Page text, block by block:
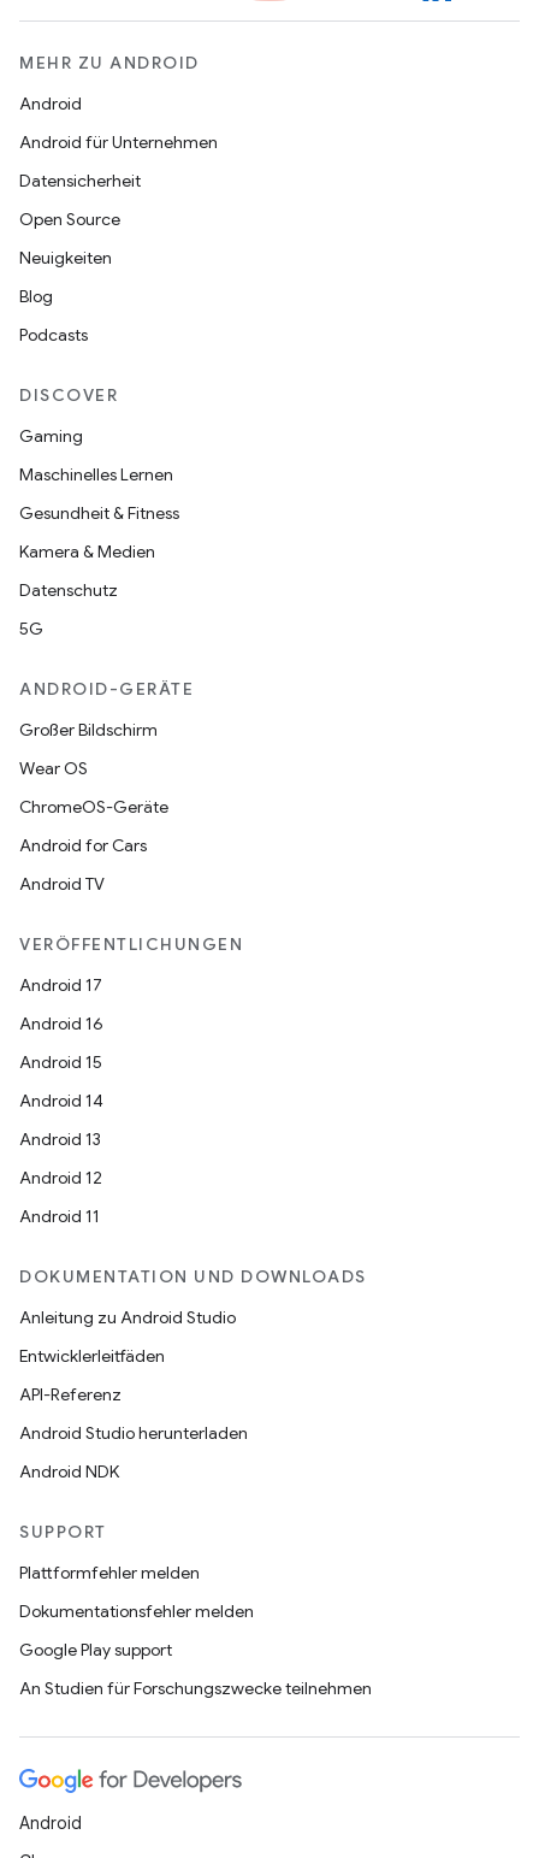
MEHR ZU ANDROID
Android
Android für Unternehmen
Datensicherheit
Open Source
Neuigkeiten
Blog
Podcasts
DISCOVER
Gaming
Maschinelles Lernen
Gesundheit & Fitness
Kamera & Medien
Datenschutz
5G
ANDROID-GERÄTE
Großer Bildschirm
Wear OS
ChromeOS-Geräte
Android for Cars
Android TV
VERÖFFENTLICHUNGEN
Android 17
Android 16
Android 15
Android 14
Android 13
Android 12
Android 11
DOKUMENTATION UND DOWNLOADS
Anleitung zu Android Studio
Entwicklerleitfäden
API-Referenz
Android Studio herunterladen
Android NDK
SUPPORT
Plattformfehler melden
Dokumentationsfehler melden
Google Play support
An Studien für Forschungszwecke teilnehmen
Android